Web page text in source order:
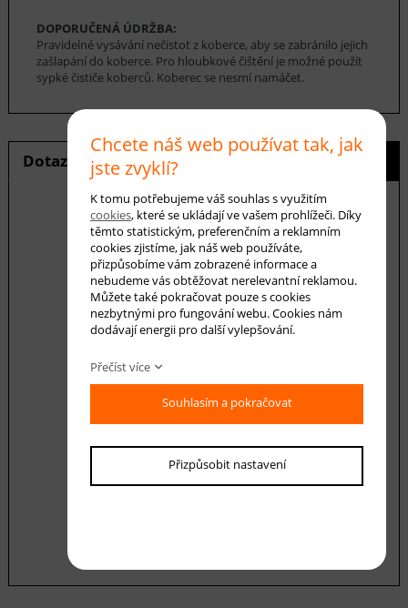
DOPORUČENÁ ÚDRŽBA:
Pravidelné vysávání nečistot z koberce, aby se zabránilo jejich
zašlapání do koberce. Pro hloubkové čištění je možné použít
sypké čističe koberců. Koberec se nesmí namáčet.
Dotaz na produkt Hlídání ceny
E-mail *
Váš dotaz
Souhlasím se zásadami ochranyosobních
údajů
Chcete náš web používat tak, jak
jste zvyklí?
K tomu potřebujeme váš souhlas s využitím
cookies, které se ukládají ve vašem prohlížeči. Díky
těmto statistickým, preferenčním a reklamním
cookies zjistíme, jak náš web používáte,
přizpůsobíme vám zobrazené informace a
nebudeme vás obtěžovat nerelevantní reklamou.
Můžete také pokračovat pouze s cookies
nezbytnými pro fungování webu. Cookies nám
dodávají energii pro další vylepšování.
Přečíst více
Souhlasím a pokračovat
Přizpůsobit nastavení